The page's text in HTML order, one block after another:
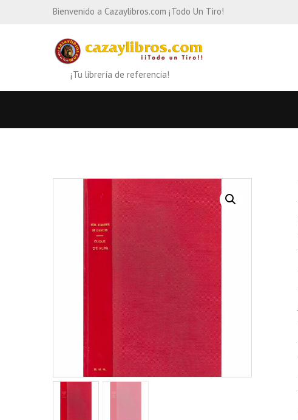
Bienvenido a Cazaylibros.com ¡Todo Un Tiro!
¡Tu librería de referencia!